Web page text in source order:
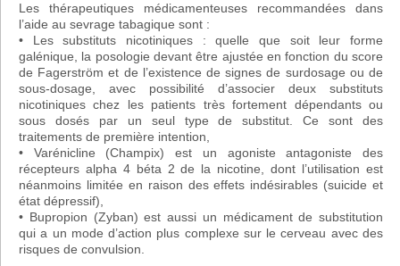
Les thérapeutiques médicamenteuses recommandées dans
l’aide au sevrage tabagique sont :
• Les substituts nicotiniques : quelle que soit leur forme
galénique, la posologie devant être ajustée en fonction du score
de Fagerström et de l’existence de signes de surdosage ou de
sous-dosage, avec possibilité d’associer deux substituts
nicotiniques chez les patients très fortement dépendants ou
sous dosés par un seul type de substitut. Ce sont des
traitements de première intention,
• Varénicline (Champix) est un agoniste antagoniste des
récepteurs alpha 4 béta 2 de la nicotine, dont l’utilisation est
néanmoins limitée en raison des effets indésirables (suicide et
état dépressif),
• Bupropion (Zyban) est aussi un médicament de substitution
qui a un mode d’action plus complexe sur le cerveau avec des
risques de convulsion.